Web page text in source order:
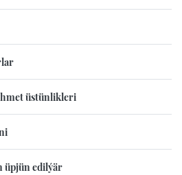
üstünlikleri
üpjün edilýär